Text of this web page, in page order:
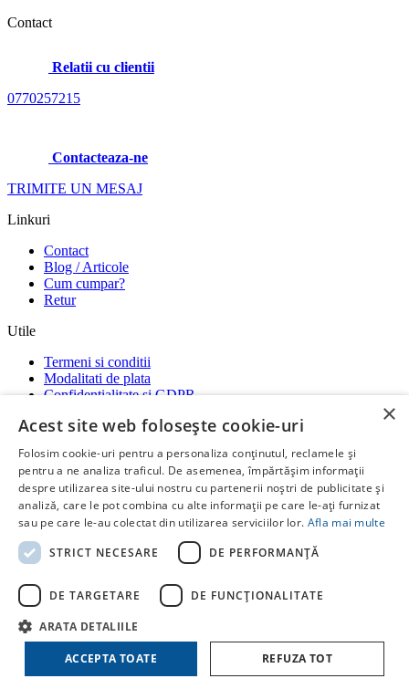
Contact
Relatii cu clientii
0770257215
Contacteaza-ne
TRIMITE UN MESAJ
Linkuri
Contact
Blog / Articole
Cum cumpar?
Retur
Utile
Termeni si conditii
Modalitati de plata
Confidentialitate si GDPR
ANPC-SOL-SAL
Social media
Ne gasiti si pe platformele:
RatiotermShop Facebook Whatsap
byCreative Stuff
COSUL MEU
Continua cumparaturile
×
Acest site web folosește cookie-uri
Folosim cookie-uri pentru a personaliza conținutul, reclamele și
pentru a ne analiza traficul. De asemenea, împărtășim informații
despre utilizarea site-ului nostru cu partenerii noștri de publicitate și
analiză, care le pot combina cu alte informații pe care le-ați furnizat
sau pe care le-au colectat din utilizarea serviciilor lor. Afla mai multe
STRICT NECESARE
DE PERFORMANȚĂ
DE TARGETARE DE FUNCŢIONALITATE
ARATA DETALIILE
ACCEPTA TOATE REFUZA TOT